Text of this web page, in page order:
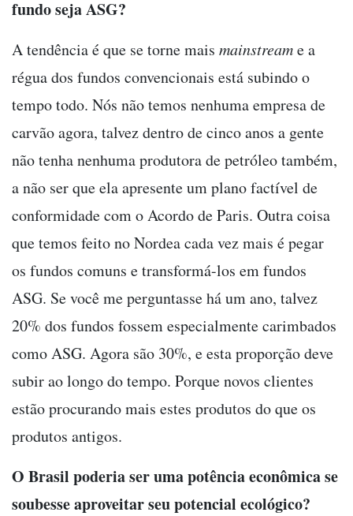
fundo seja ASG?
A tendência é que se torne mais mainstreame a
régua dos fundos convencionais está subindo o
tempo todo. Nós não temos nenhuma empresa de
carvão agora, talvez dentro de cinco anos a gente
não tenha nenhuma produtora de petróleo também,
a não ser que ela apresente um plano factível de
conformidade com o Acordo de Paris. Outra coisa
que temos feito no Nordea cada vez mais é pegar
os fundos comuns e transformá-los em fundos
ASG. Se você me perguntasse há um ano, talvez
20% dos fundos fossem especialmente carimbados
como ASG. Agora são 30%, e esta proporção deve
subir ao longo do tempo. Porque novos clientes
estão procurando mais estes produtos do que os
produtos antigos.
O Brasil poderia ser uma potência econômica se
soubesse aproveitar seu potencial ecológico?